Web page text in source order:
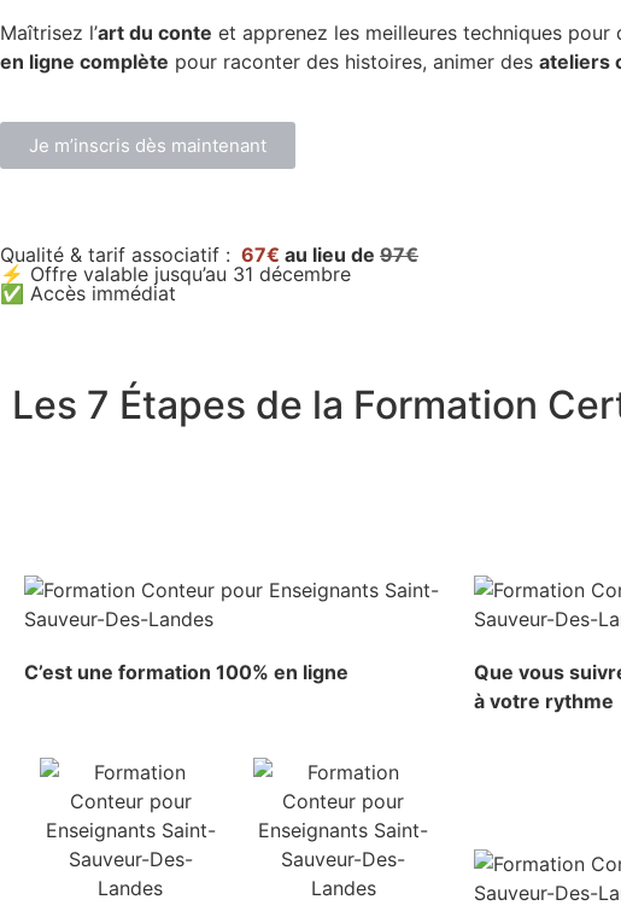
Maîtrisez l’art du conte et apprenez les meilleures techniques pour
en ligne complète pour raconter des histoires, animer des ateliers
Je m’inscris dès maintenant
Qualité & tarif associatif : 67€ au lieu de 97€
⚡ Offre valable jusqu’au 31 décembre
✅ Accès immédiat
Les 7 Étapes de la Formation
C’est une formation 100% en ligne
Que vous
à votre rythme